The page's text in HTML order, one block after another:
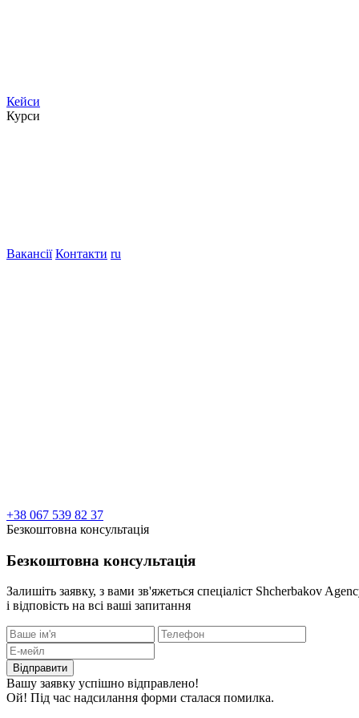
Кейси
Курси
Вакансії Контакти ru
+38 067 539 82 37
Безкоштовна консультація
Безкоштовна консультація
Залишіть заявку, з вами зв'яжеться спеціаліст Shcherbakov
і відповість на всі ваші запитання
Вашу заявку успішно відправлено!
Ой! Під час надсилання форми сталася помилка.